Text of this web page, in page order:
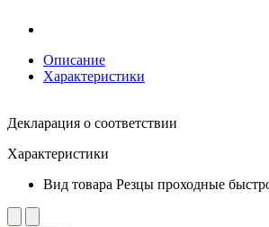
Описание
Характеристики
Декларация о соответствии
Характеристики
Вид товара Резцы проходные